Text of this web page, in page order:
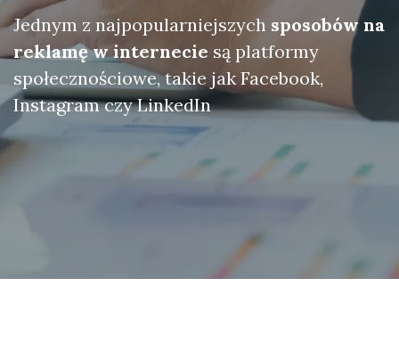
Jednym z najpopularniejszych sposobów na
reklamę w internecie są platformy
społecznościowe, takie jak Facebook,
Instagram czy LinkedIn